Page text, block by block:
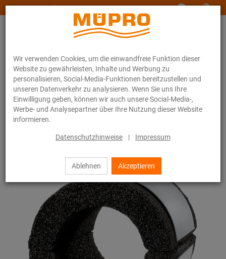
Wir verwenden Cookies, um die einwandfreie Funktion dieser
Website zu gewährleisten, Inhalte und Werbung zu
personalisieren, Social-Media-Funktionen bereitzustellen und
unseren Datenverkehr zu analysieren. Wenn Sie uns Ihre
Einwilligung geben, können wir auch unsere Social-Media-,
Werbe- und Analysepartner über Ihre Nutzung dieser Website
informieren.
Datenschutzhinweise | Impressum
Ablehnen Akzeptieren
www.muepro-maritim.com
Online-Katalog Befestigungstechnik Rohrschellen Foamglasschalen